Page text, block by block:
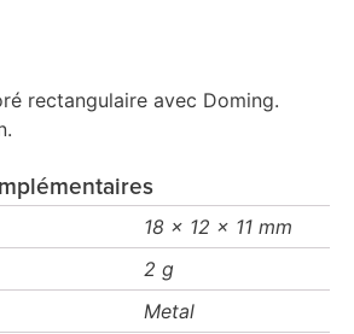
rectangulaire avec Doming.
18 x 12 x 11 mm
2 g
Metal